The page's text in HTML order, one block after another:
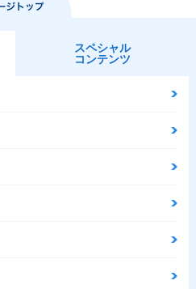
スペシャル
コンテンツ